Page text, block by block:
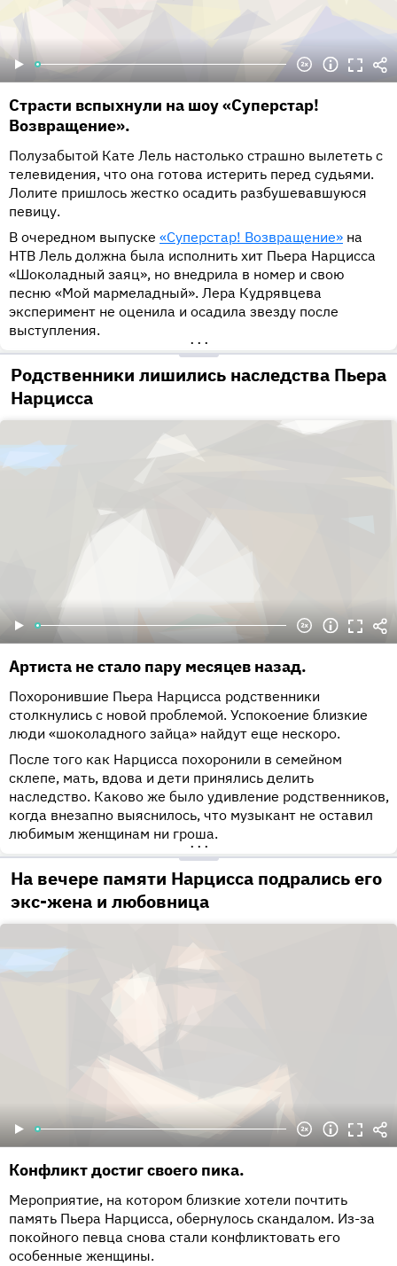
Страсти вспыхнули на шоу «Суперстар!
Возвращение».
Полузабытой Кате Лель настолько страшно вылететь с
телевидения, что она готова истерить перед судьями.
Лолите пришлось жестко осадить разбушевавшуюся
певицу.
В очередном выпуске «Суперстар! Возвращение» на
НТВ Лель должна была исполнить хит Пьера Нарцисса
«Шоколадный заяц», но внедрила в номер и свою
песню «Мой мармеладный». Лера Кудрявцева
эксперимент не оценила и осадила звезду после
выступления.
•••
Родственники лишились наследства Пьера
Нарцисса
Артиста не стало пару месяцев назад.
Похоронившие Пьера Нарцисса родственники
столкнулись с новой проблемой. Успокоение близкие
люди «шоколадного зайца» найдут еще нескоро.
После того как Нарцисса похоронили в семейном
склепе, мать, вдова и дети принялись делить
наследство. Каково же было удивление родственников,
когда внезапно выяснилось, что музыкант не оставил
любимым женщинам ни гроша.
•••
На вечере памяти Нарцисса подрались его
экс-жена и любовница
Конфликт достиг своего пика.
Мероприятие, на котором близкие хотели почтить
память Пьера Нарцисса, обернулось скандалом. Из-за
покойного певца снова стали конфликтовать его
особенные женщины.